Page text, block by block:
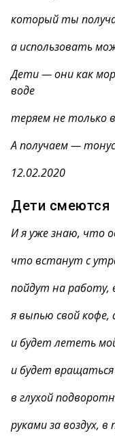
который ты
а использовать
Дети — они как
воде
теряем не только
А получаем —
12.02.2020
Дети смеются
И я уже знаю, что
что встанут с
пойдут на работу,
я выпью свой
и будет лететь
и будет
в глухой
руками за воздух,